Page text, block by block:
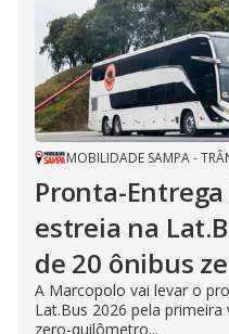
MOBILIDADE SAMPA -
Pronta-
estreia na
de 20 ônibus
A Marcopolo vai levar o
Lat.Bus 2026 pela
zero-quilômetro...